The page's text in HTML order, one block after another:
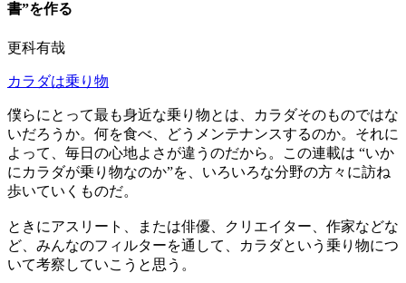
書”を作る
更科有哉
カラダは乗り物
僕らにとって最も身近な乗り物とは、カラダそのものではな
いだろうか。何を食べ、どうメンテナンスするのか。それに
よって、毎日の心地よさが違うのだから。この連載は “いか
にカラダが乗り物なのか”を、いろいろな分野の方々に訪ね
歩いていくものだ。
ときにアスリート、または俳優、クリエイター、作家などな
ど、みんなのフィルターを通して、カラダという乗り物につ
いて考察していこうと思う。